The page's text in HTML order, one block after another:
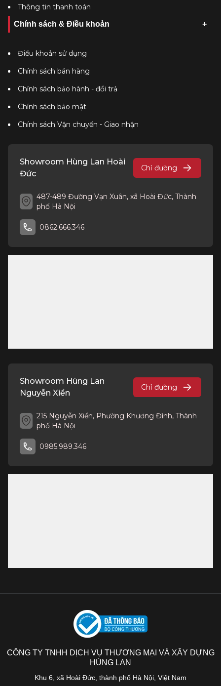
Thông tin thanh toán
Chính sách & Điều khoản
Điều khoản sử dụng
Chính sách bán hàng
Chính sách bảo hành - đổi trả
Chính sách bảo mật
Chính sách Vận chuyển - Giao nhận
Showroom Hùng Lan Hoài
Đức
Chỉ đường
487-489 Đường Vạn Xuân, xã Hoài Đức, Thành
phố Hà Nội
0862.666.346
Showroom Hùng Lan
Nguyễn Xiển
Chỉ đường
215 Nguyễn Xiển, Phường Khương Đình, Thành
phố Hà Nội
0985.989.346
CÔNG TY TNHH DỊCH VỤ THƯƠNG MẠI VÀ XÂY DỰNG
HÙNG LAN
Khu 6, xã Hoài Đức, thành phố Hà Nội, Việt Nam